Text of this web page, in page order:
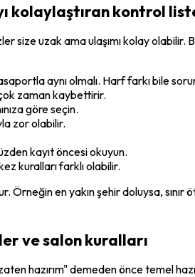
kolaylaştıran kontrol
size uzak ama ulaşımı kolay
aynı olmalı. Harf farkı bile
zaman kaybettirir.
göre seçin.
zor olabilir.
kayıt öncesi okuyun.
kuralları farklı olabilir.
Örneğin en yakın şehir doluysa,
ve salon kuralları
hazırım" demeden önce temel